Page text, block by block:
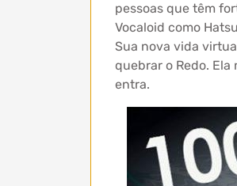
pessoas que têm
Vocaloid como
Sua nova vida
quebrar o Redo.
entra.